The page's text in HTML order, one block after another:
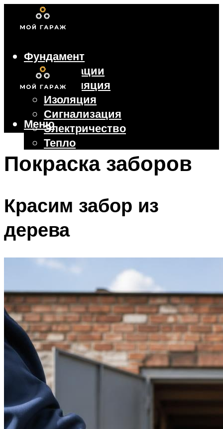
Фундамент
Коммуникации
Вентиляция
Изоляция
Сигнализация
Электричество
Тепло
Крыша
Ворота
Меню
Меню
Покраска заборов
Красим забор из
дерева